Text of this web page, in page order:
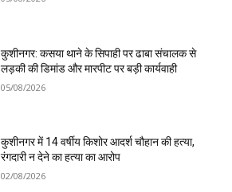
कुशीनगर: कसया थाने के सिपाही पर ढाबा संचालक से
लड़की की डिमांड और मारपीट पर बड़ी कार्यवाही
05/08/2026
कुशीनगर में 14 वर्षीय किशोर आदर्श चौहान की हत्या,
रंगदारी न देने का हत्या का आरोप
02/08/2026